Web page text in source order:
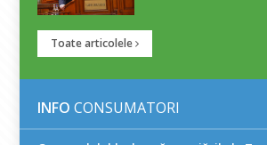
Toate articolele
INFO CONSUMATORI